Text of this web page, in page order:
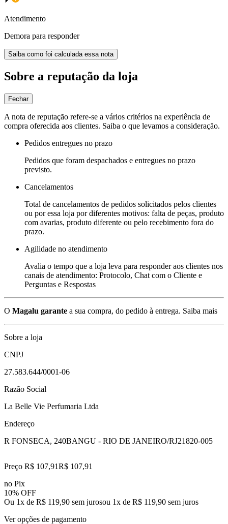
Atendimento
Demora para responder
Saiba como foi calculada essa nota
Sobre a reputação da loja
Fechar
A nota de reputação refere-se a vários critérios na experiência de
compra oferecida aos clientes. Saiba o que levamos a consideração.
Pedidos entregues no prazo
Pedidos que foram despachados e entregues no prazo
previsto.
Cancelamentos
Total de cancelamentos de pedidos solicitados pelos clientes
ou por essa loja por diferentes motivos: falta de peças, produto
com avarias, produto diferente ou pelo recebimento fora do
prazo.
Agilidade no atendimento
Avalia o tempo que a loja leva para responder aos clientes nos
canais de atendimento: Protocolo, Chat com o Cliente e
Perguntas e Respostas
O Magalu garante a sua compra, do pedido à entrega. Saiba mais
Sobre a loja
CNPJ
27.583.644/0001-06
Razão Social
La Belle Vie Perfumaria Ltda
Endereço
R FONSECA, 240BANGU - RIO DE JANEIRO/RJ21820-005
Preço R$ 107,91R$ 107,91
no Pix
10% OFF
Ou 1x de R$ 119,90 sem jurosou 1x de R$ 119,90 sem juros
Ver opções de pagamento